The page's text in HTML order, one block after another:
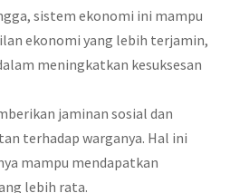
sistem ekonomi ini mampu
ekonomi yang lebih terjamin,
meningkatkan kesuksesan
jaminan sosial dan
terhadap warganya. Hal ini
mampu mendapatkan
lebih rata.